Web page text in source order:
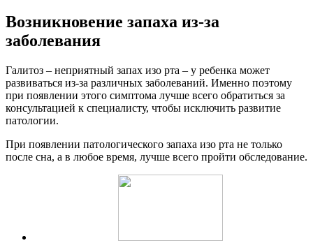
Возникновение запаха из-за
заболевания
Галитоз – неприятный запах изо рта – у ребенка может
развиваться из-за различных заболеваний. Именно поэтому
при появлении этого симптома лучше всего обратиться за
консультацией к специалисту, чтобы исключить развитие
патологии.
При появлении патологического запаха изо рта не только
после сна, а в любое время, лучше всего пройти обследование.